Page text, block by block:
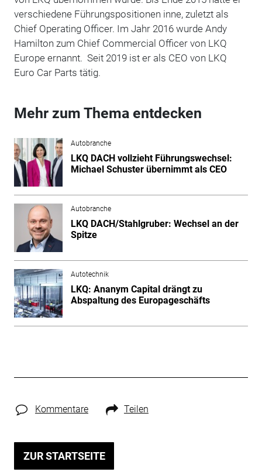
verschiedene Führungspositionen inne, zuletzt als
Chief Operating Officer. Im Jahr 2016 wurde Andy
Hamilton zum Chief Commercial Officer von LKQ
Europe ernannt. Seit 2019 ist er als CEO von LKQ
Euro Car Parts tätig.
Mehr zum Thema entdecken
Autobranche
LKQ DACH vollzieht Führungswechsel:
Michael Schuster übernimmt als CEO
Autobranche
LKQ DACH/Stahlgruber: Wechsel an der
Spitze
Autotechnik
LKQ: Ananym Capital drängt zu
Abspaltung des Europageschäfts
Kommentare Teilen
ZUR STARTSEITE